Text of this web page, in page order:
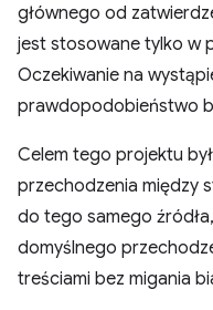
głównego od
jest stosowane tylko w
Oczekiwanie na
prawdopodobieństwo
Celem tego projektu
przechodzenia między
do tego samego
domyślnego
treściami bez migania